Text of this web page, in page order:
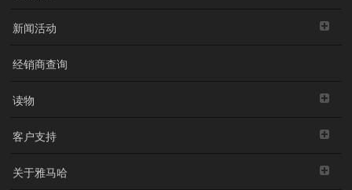
新闻活动
经销商查询
读物
客户支持
关于雅马哈